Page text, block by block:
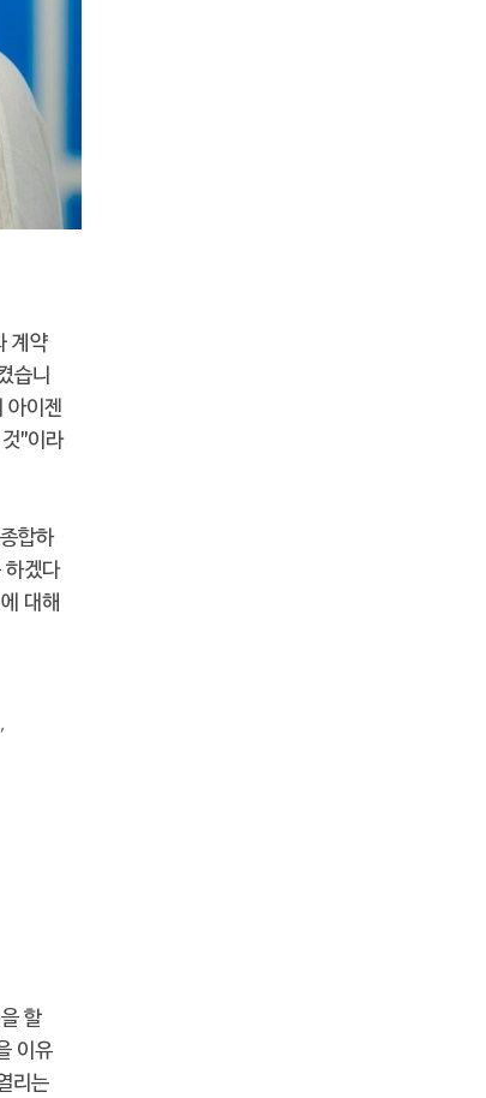
계약
습니
아이젠
"이라
합하
겠다
대해
할
이유
리는